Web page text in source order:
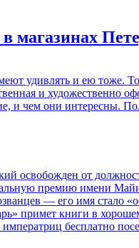
магазинах
удивлять и ею тоже.
и художественно
и чем они интересны.
освобожден от
премию имени Майи
— его имя стало
примет книги в
императриц бесплатно